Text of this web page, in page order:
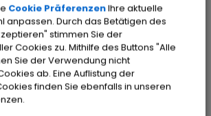
der letzten
vom 23.04.2026
07.05.2026 (öffentl. Teil)
Cookie PräferenzenIhre aktuelle
anpassen. Durch das Betätigen des
stimmen Sie der
Cookies zu. Mithilfe des Buttons "Alle
Sie der Verwendung nicht
ab. Eine Auflistung der
finden Sie ebenfalls in unseren